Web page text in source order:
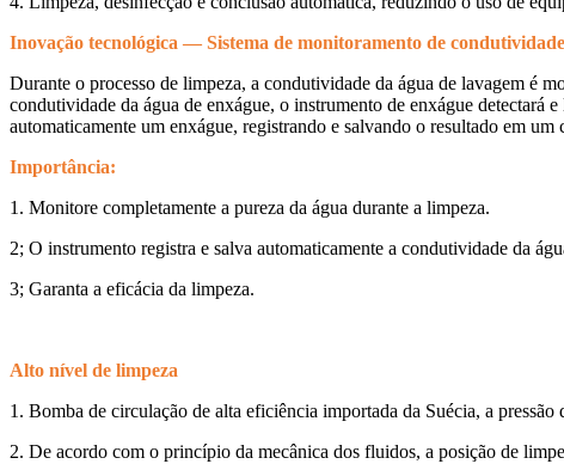
Inovação tecnológica — Sistema de monitoramento de
Durante o processo de limpeza, a condutividade da água de lavagem é
condutividade da água de enxágue, o instrumento de enxágue detectará
automaticamente um enxágue, registrando e salvando o resultado em
Importância:
1. Monitore completamente a pureza da água durante a limpeza.
2; O instrumento registra e salva automaticamente a condutividade da
3; Garanta a eficácia da limpeza.
Alto nível de limpeza
1. Bomba de circulação de alta eficiência importada da Suécia, a pressão
2. De acordo com o princípio da mecânica dos fluidos, a posição de